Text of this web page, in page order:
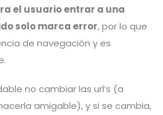
el usuario entrar a una
solo marca error, por lo que
de navegación y es
no cambiar las url’s (a
amigable), y si se cambia,